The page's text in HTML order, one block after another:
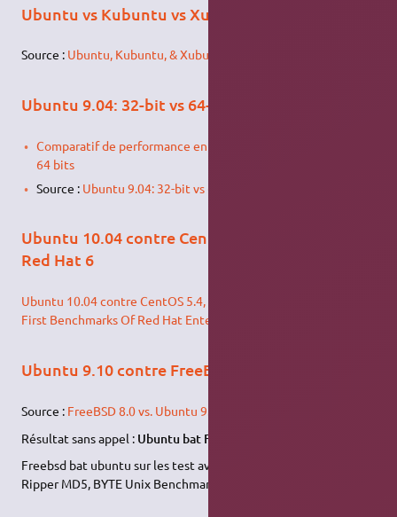
Ubuntu vs Kubuntu vs Xubuntu
Source : Ubuntu, Kubuntu, & Xubuntu
Ubuntu 9.04: 32-bit vs 64-bit
Comparatif de performance entre Ubuntu 32 bits et Ubuntu
64 bits
Source : Ubuntu 9.04: 32-bit vs 64-bit benchmarks
Ubuntu 10.04 contre CentOS 5.4, Fedora 12,
Red Hat 6
Ubuntu 10.04 contre CentOS 5.4, Fedora 12, Red Hat 6 (The
First Benchmarks Of Red Hat Enterprise Linux 6.0)
Ubuntu 9.10 contre FreeBSD 8.0
Source : FreeBSD 8.0 vs. Ubuntu 9.10 Benchmarks
Résultat sans appel : Ubuntu bat FreeBSD sur 18 sur 23 test
Freebsd bat ubuntu sur les test avec 7-Zip, C-Ray, John The
Ripper MD5, BYTE Unix Benchmark Dhrystone 2, et SQLite.